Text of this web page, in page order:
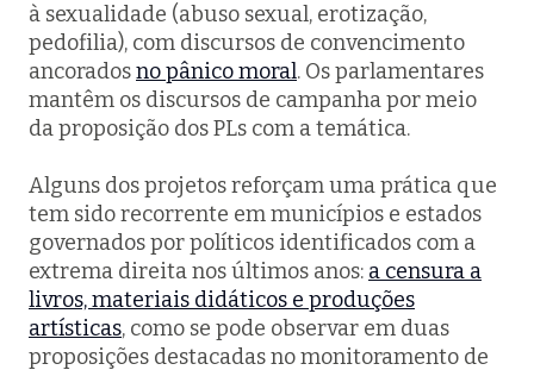
à sexualidade (abuso sexual, erotização,
pedofilia), com discursos de convencimento
ancoradosno pânico moral. Os parlamentares
mantêm os discursos de campanha por meio
da proposição dos PLs com a temática.
Alguns dos projetos reforçam uma prática que
tem sido recorrente em municípios e estados
governados por políticos identificados com a
extrema direita nos últimos anos: a censura a
livros, materiais didáticos e produções
artísticas, como se pode observar em duas
proposições destacadas no monitoramento de